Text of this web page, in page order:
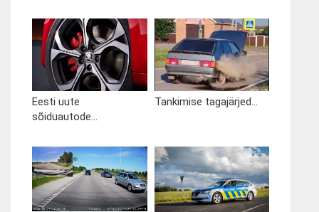
Eesti uute
sõiduautode...
Tankimise tagajärjed...